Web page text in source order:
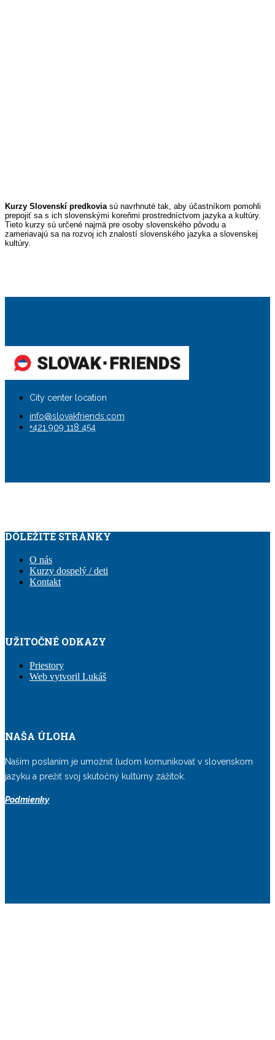
Kurzy Slovenskí predkoviasú navrhnuté tak, aby účastníkom pomohli
prepojiť sa s ich slovenskými koreňmi prostredníctvom jazyka a kultúry.
Tieto kurzy sú určené najmä pre osoby slovenského pôvodu a
zameriavajú sa na rozvoj ich znalostí slovenského jazyka a slovenskej
kultúry.
City center location
info@slovakfriends.com
+421 909 118 454
DÔLEŽITÉ STRÁNKY
O nás
Kurzy dospelý / deti
Kontakt
UŽITOČNÉ ODKAZY
Priestory
Web vytvoril Lukáš
NAŠA ÚLOHA
Naším poslaním je umožniť ľuďom komunikovať v slovenskom
jazyku a prežiť svoj skutočný kultúrny zážitok.
Podmienky